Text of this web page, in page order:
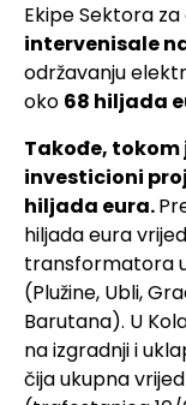
Ekipe Sektora
intervenisale
održavanju
oko 68 hiljada
Takođe,
investicioni
hiljada eura.
hiljada eura
transformatora
(Plužine, Ubli,
Barutana). U
na izgradnji i
čija ukupna